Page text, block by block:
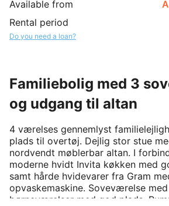
Available from
Rental period
Do you need a loan?
Familiebolig med 3
og udgang til altan
4 værelses gennemlyst
plads til overtøj. Dejlig stor stue
nordvendt møblerbar altan. I
moderne hvidt Invita køkken med
samt hårde hvidevarer fra Gram
opvaskemaskine. Soveværelse
børneværelser med god plads.